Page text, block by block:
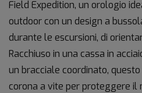
Field Expedition, un orologio
outdoor con un design a
durante le escursioni, di
Racchiuso in una cassa in
un bracciale coordinato,
corona a vite per proteggere il